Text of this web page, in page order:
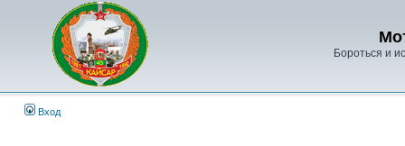
Бороться и
Вход